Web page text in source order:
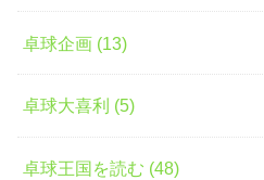
卓球企画 (13)
卓球大喜利 (5)
卓球王国を読む (48)